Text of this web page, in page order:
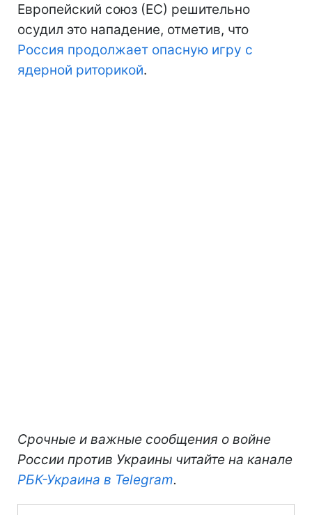
Европейский союз (ЕС) решительно
осудил это нападение, отметив, что
Россия продолжает опасную игру с
ядерной риторикой.
Срочные и важные сообщения о войне
России против Украины читайте на канале
РБК-Украина в Telegram.